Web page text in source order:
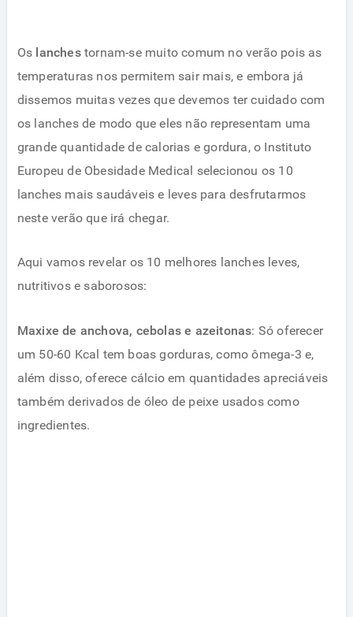
Os lanchestornam-se muito comum no verão pois as
temperaturas nos permitem sair mais, e embora já
dissemos muitas vezes que devemos ter cuidado com
os lanches de modo que eles não representam uma
grande quantidade de calorias e gordura, o Instituto
Europeu de Obesidade Medical selecionou os 10
lanches mais saudáveis ​​e leves para desfrutarmos
neste verão que irá chegar.
Aqui vamos revelar os 10 melhores lanches leves,
nutritivos e saborosos:
Maxixe de anchova, cebolas e azeitonas: Só oferecer
um 50-60 Kcal tem boas gorduras, como ômega-3 e,
além disso, oferece cálcio em quantidades apreciáveis ​​
também derivados de óleo de peixe usados ​​como
ingredientes.